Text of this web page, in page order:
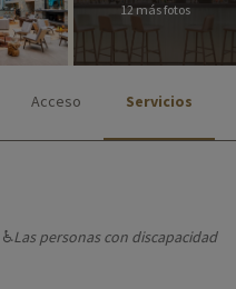
12 más fotos
Acceso Servicios
♿Las personas con discapacidad